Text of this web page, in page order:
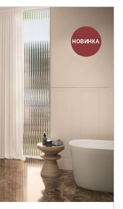
НОВИНКА